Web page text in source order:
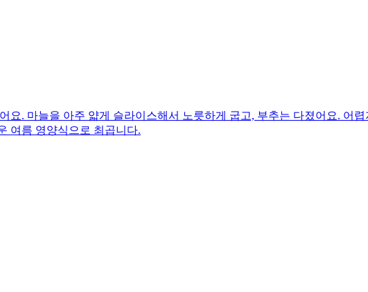
요. 마늘을 아주 얇게 슬라이스해서 노릇하게 굽고, 부추는 다졌어요. 어
여름 영양식으로 최곱니다.